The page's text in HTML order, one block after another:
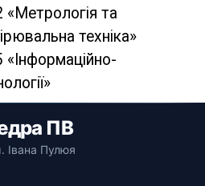
«Метрологія та
техніка»
«Інформаційно-
ПВ
Івана Пулюя